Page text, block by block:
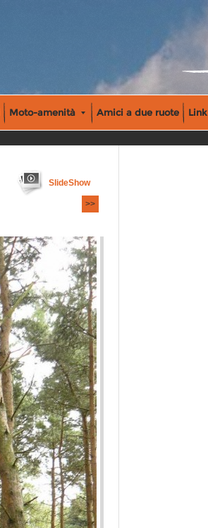
Moto-amenità Amici a due ruote Link
SlideShow
>>